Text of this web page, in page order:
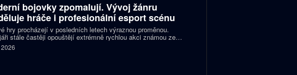
bojovky zpomalují. Vývoj žánru
hráče i profesionální esport scénu
hry procházejí v posledních letech výraznou proměnou.
stále častěji opouštějí extrémně rychlou akci známou ze
klasik a snaží se vytvářet přístupnější tituly pro širší publikum
diváky. Ne všichni hráči jsou ale z tohoto směru nadšení a